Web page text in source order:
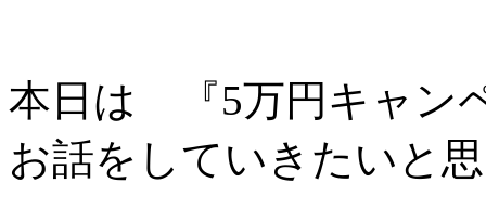
本日は 『5万円キャン
お話をしていきたいと